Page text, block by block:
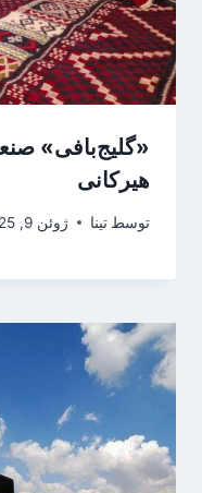
«گلیج‌بافی»
هیرکانی
توسط تینا ژوئن 9, 2025